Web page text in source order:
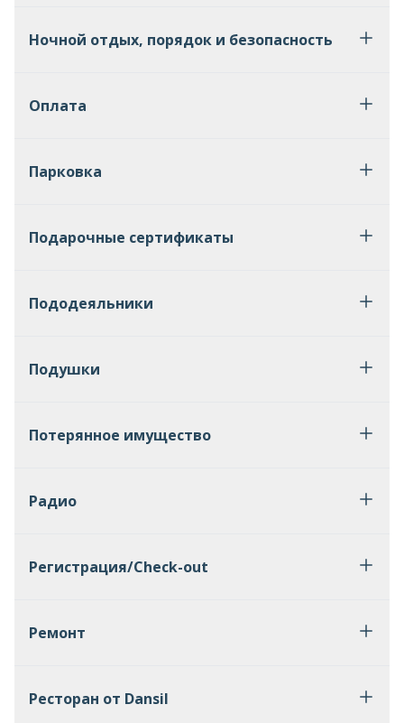
Ночной отдых, порядок и безопасность
Оплата
Парковка
Подарочные сертификаты
Пододеяльники
Подушки
Потерянное имущество
Радио
Регистрация/Check-out
Ремонт
Ресторан от Dansil